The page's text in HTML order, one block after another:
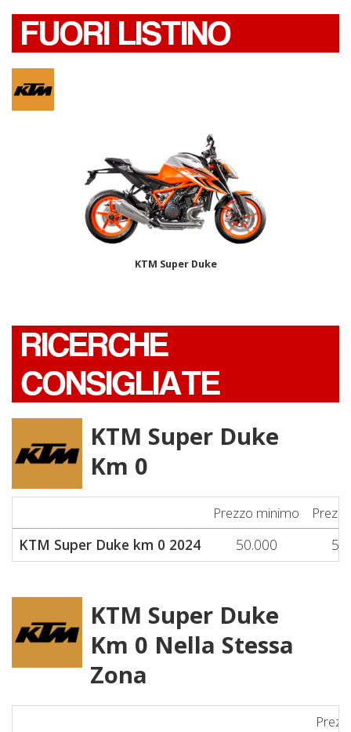
FUORI LISTINO
KTM Super Duke
RICERCHE
CONSIGLIATE
KTM Super Duke
Km 0
Prezzo minimo
KTM Super Duke km 0 2024 50.000
KTM Super Duke
Km 0 Nella Stessa
Zona